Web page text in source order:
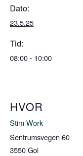
Dato:
23.5.25
Tid:
08:00 - 10:00
HVOR
Stim Work
Sentrumsvegen 60
3550Gol